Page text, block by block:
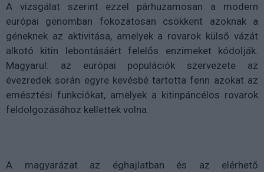
A vizsgálat szerint ezzel párhuzamosan a modern
európai genomban fokozatosan csökkent azoknak a
géneknek az aktivitása, amelyek a rovarok külső vázát
alkotó kitin lebontásáért felelős enzimeket kódolják.
Magyarul: az európai populációk szervezete az
évezredek során egyre kevésbé tartotta fenn azokat az
emésztési funkciókat, amelyek a kitinpáncélos rovarok
feldolgozásához kellettek volna.
A magyarázat az éghajlatban és az elérhető